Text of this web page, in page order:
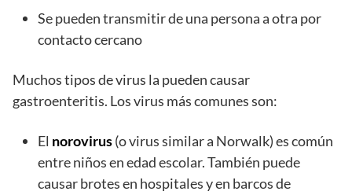
Se pueden transmitir de una persona a otra por
contacto cercano
Muchos tipos de virus la pueden causar
gastroenteritis. Los virus más comunes son:
El norovirus(o virus similar a Norwalk) es común
entre niños en edad escolar. También puede
causar brotes en hospitales y en barcos de